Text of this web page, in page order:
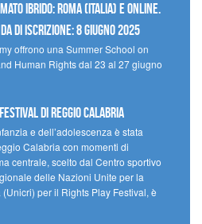
Ibrido: Roma (Italia) e online.
di iscrizione: 8 giugno 2025
offrono una Summer School on
Human Rights dal 23 al 27 giugno
di Reggio Calabria
e dell’adolescenza è stata
Calabria con momenti di
centrale, scelto dal Centro sportivo
delle Nazioni Unite per la
per il Rights Play Festival, è